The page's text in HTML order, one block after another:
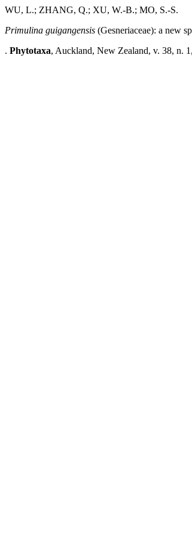
WU, L.; ZHANG, Q.; XU, W.-B.; MO, S.-S.
Primulina guigangensis (Gesneriaceae): a new
. Phytotaxa, Auckland, New Zealand, v. 38, n.